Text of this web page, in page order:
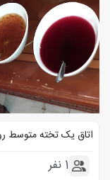
اتاق یک تخته متوسط
1 نفر